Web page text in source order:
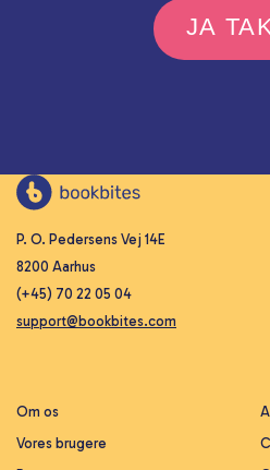
JA
P. O. Pedersens Vej 14E
8200 Aarhus
(+45) 70 22 05 04
support@bookbites.com
Om os
Vores brugere